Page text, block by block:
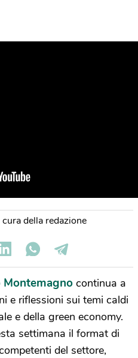
cura della redazione
Montemagno continua a
e riflessioni sui temi caldi
e della green economy.
settimana il format di
del settore,